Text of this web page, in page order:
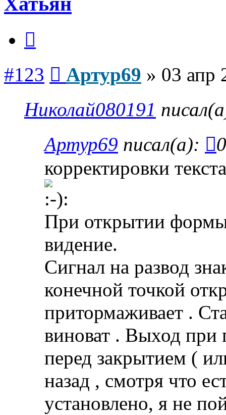
#123 Артур69 » 03 апр
Николай080191
Артур69 писал(а):
корректировки
При открытии
видение.
Сигнал на развод
конечной точкой
притормаживает .
виноват . Выход при
перед закрытием (
назад , смотря что
установлено, я не